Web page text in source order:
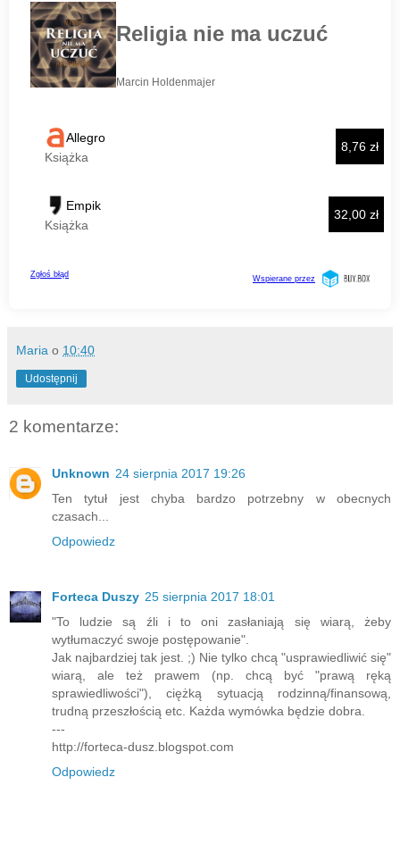
Maria o 10:40
Udostępnij
2 komentarze:
Unknown 24 sierpnia 2017 19:26
Ten tytuł jest chyba bardzo potrzebny w obecnych
czasach...
Odpowiedz
Forteca Duszy 25 sierpnia 2017 18:01
"To ludzie są źli i to oni zasłaniają się wiarą, żeby
wytłumaczyć swoje postępowanie".
Jak najbardziej tak jest. ;) Nie tylko chcą "usprawiedliwić się"
wiarą, ale też prawem (np. chcą być "prawą ręką
sprawiedliwości"), ciężką sytuacją rodzinną/finansową,
trudną przeszłością etc. Każda wymówka będzie dobra.
---
http://forteca-dusz.blogspot.com
Odpowiedz